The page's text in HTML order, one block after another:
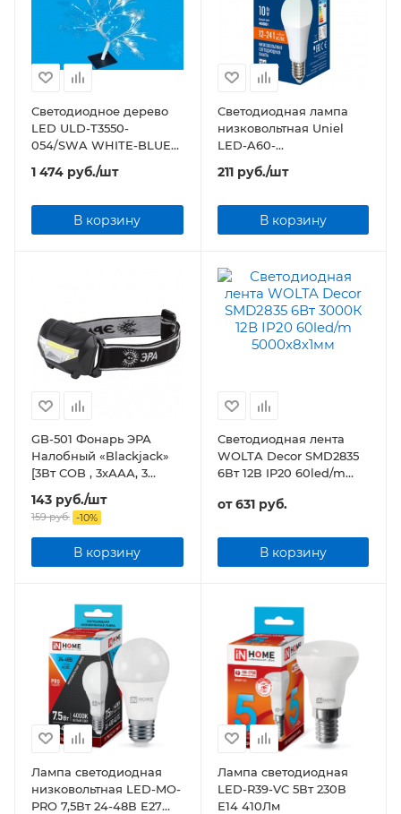
Светодиодное дерево
LED ULD-T3550-
054/SWA WHITE-BLUE
IP20 FROST
1 474 руб./шт
В корзину
Светодиодная лампа
низковольтная Uniel
LED-A60-
10W/NW/E27/FR/12-24V
211руб./шт
В корзину
GB-501 Фонарь ЭРА
Налобный «Blackjack»
[3Вт COB , 3хААА, 3
режима, карт]
143 руб./шт
159руб. -10%
В корзину
Светодиодная лента
WOLTA Decor SMD2835
6Вт 12В IP20 60led/m
от631 руб.
В корзину
Лампа светодиодная
низковольтная LED-MO-
PRO 7,5Вт 24-48В Е27
Лампа светодиодная
LED-R39-VC 5Вт 230В
Е14 410Лм